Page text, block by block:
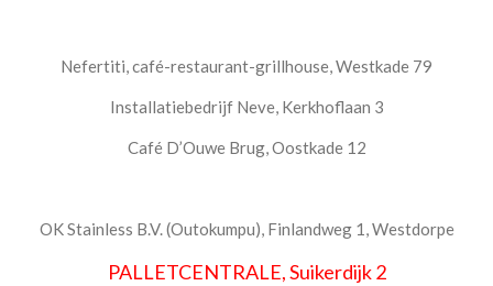
Nefertiti, café-restaurant-grillhouse, Westkade 79
Installatiebedrijf Neve, Kerkhoflaan 3
Café D’Ouwe Brug, Oostkade 12
OK Stainless B.V. (Outokumpu), Finlandweg 1, Westdorpe
PALLETCENTRALE, Suikerdijk 2